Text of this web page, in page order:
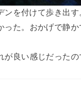
を付けて歩き出
た。おかげで静か
良い感じだった